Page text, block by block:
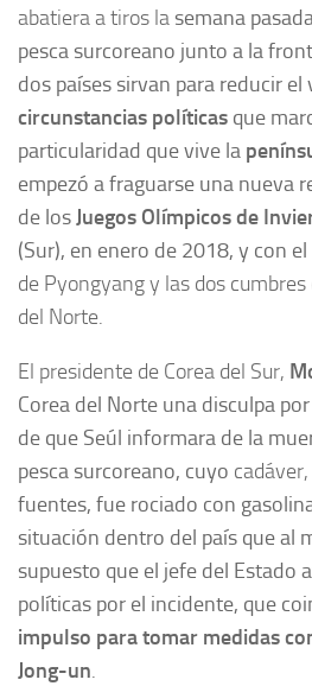
abatiera a tiros lasemana
pesca surcoreano junto a la
dos países sirvan para reducir
circunstancias políticas que
particularidad que vive la
empezó a fraguarse una nueva
de losJuegos Olímpicos de
(Sur), en enero de 2018, y con el
de Pyongyang y las dos
del Norte.
El presidente de Corea del Sur,
Corea del Norte una disculpa
de que Seúl informara de la
pesca surcoreano, cuyo cadáver,
fuentes, fue rociado con
situación dentro del país que al
supuesto que el jefe del Estado
políticas por el incidente, que
impulso para tomar medidas
Jong-un.